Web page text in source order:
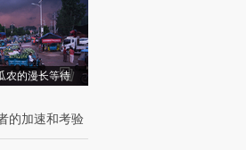
农的漫长等待
的加速和考验